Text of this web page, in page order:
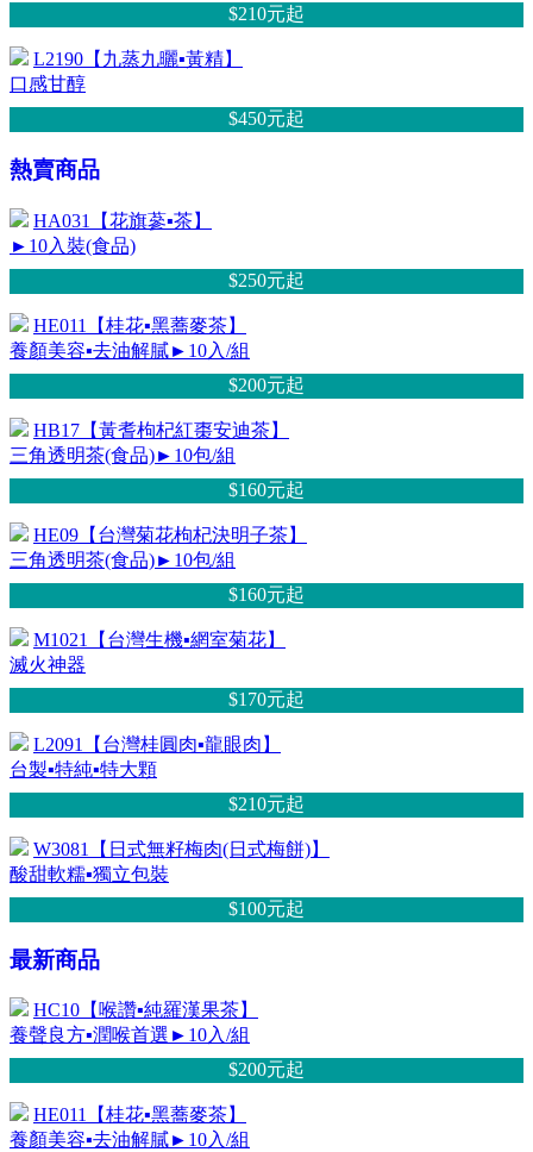
$210元起
L2190【九蒸九曬▪黃精】
口感甘醇
$450元起
熱賣商品
HA031【花旗蔘▪茶】
►10入裝(食品)
$250元起
HE011【桂花▪黑蕎麥茶】
養顏美容▪去油解膩►10入/組
$200元起
HB17【黃耆枸杞紅棗安迪茶】
三角透明茶(食品)►10包/組
$160元起
HE09【台灣菊花枸杞決明子茶】
三角透明茶(食品)►10包/組
$160元起
M1021【台灣生機▪網室菊花】
滅火神器
$170元起
L2091【台灣桂圓肉▪龍眼肉】
台製▪特純▪特大顆
$210元起
W3081【日式無籽梅肉(日式梅餅)】
酸甜軟糯▪獨立包裝
$100元起
最新商品
HC10【喉讚▪純羅漢果茶】
養聲良方▪潤喉首選►10入/組
$200元起
HE011【桂花▪黑蕎麥茶】
養顏美容▪去油解膩►10入/組